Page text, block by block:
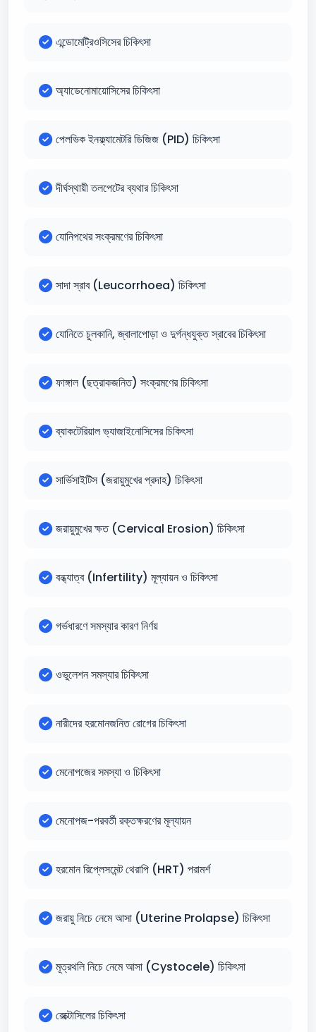
এন্ডোমেট্রিওসিসের চিকিৎসা
অ্যাডেনোমায়োসিসের চিকিৎসা
পেলভিক ইনফ্ল্যামেটরি ডিজিজ (PID) চিকিৎসা
দীর্ঘস্থায়ী তলপেটের ব্যথার চিকিৎসা
যোনিপথের সংক্রমণের চিকিৎসা
সাদা স্রাব (Leucorrhoea) চিকিৎসা
যোনিতে চুলকানি, জ্বালাপোড়া ও দুর্গন্ধযুক্ত স্রাবের চিকিৎসা
ফাঙ্গাল (ছত্রাকজনিত) সংক্রমণের চিকিৎসা
ব্যাকটেরিয়াল ভ্যাজাইনোসিসের চিকিৎসা
সার্ভিসাইটিস (জরায়ুমুখের প্রদাহ) চিকিৎসা
জরায়ুমুখের ক্ষত (Cervical Erosion) চিকিৎসা
বন্ধ্যাত্ব (Infertility) মূল্যায়ন ও চিকিৎসা
গর্ভধারণে সমস্যার কারণ নির্ণয়
ওভুলেশন সমস্যার চিকিৎসা
নারীদের হরমোনজনিত রোগের চিকিৎসা
মেনোপজের সমস্যা ও চিকিৎসা
মেনোপজ-পরবর্তী রক্তক্ষরণের মূল্যায়ন
হরমোন রিপ্লেসমেন্ট থেরাপি (HRT) পরামর্শ
জরায়ু নিচে নেমে আসা (Uterine Prolapse) চিকিৎসা
মূত্রথলি নিচে নেমে আসা (Cystocele) চিকিৎসা
রেক্টোসিলের চিকিৎসা